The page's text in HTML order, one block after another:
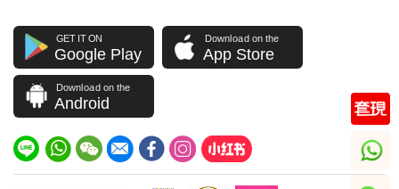
GET IT ON
Google Play
Download on the
App Store
Download on the
Android
whatsapp